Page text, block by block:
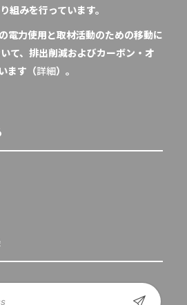
組みを行っています。
電力使用と取材活動のための移動に
て、排出削減およびカーボン・オ
ます（詳細）。